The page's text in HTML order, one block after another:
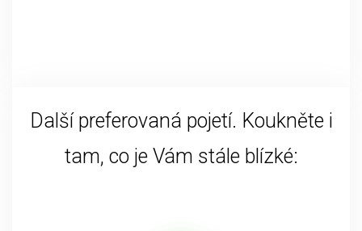
Další preferovaná pojetí. Koukněte i
tam, co je Vám stále blízké: